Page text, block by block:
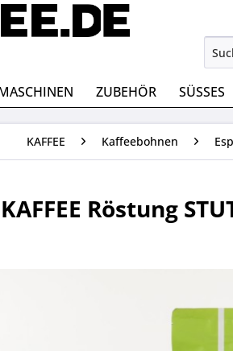
ZUBEHÖR SÜSSES
KAFFEE Kaffeebohnen
Röstung